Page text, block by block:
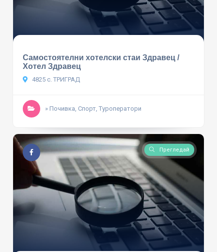
Самостоятелни хотелски стаи Здравец /
Хотел Здравец
4825 с. ТРИГРАД
» Почивка, Спорт, Туроператори
Прегледай